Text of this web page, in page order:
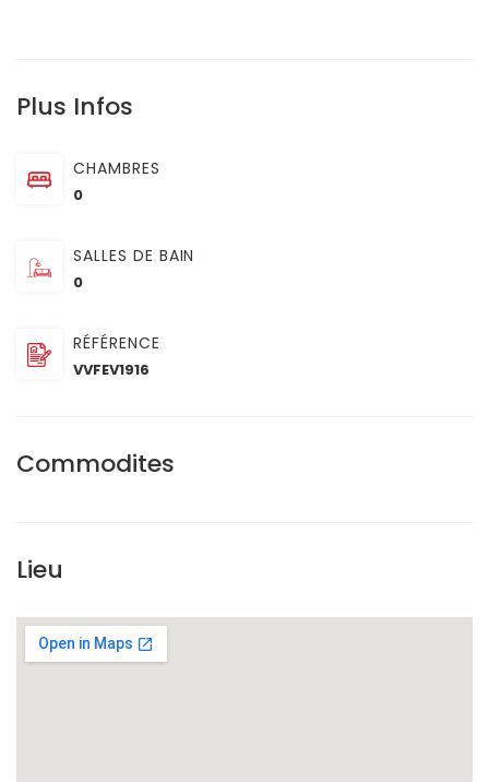
Plus Infos
CHAMBRES
0
SALLES DE BAIN
0
RÉFÉRENCE
VVFEV1916
Commodites
Lieu